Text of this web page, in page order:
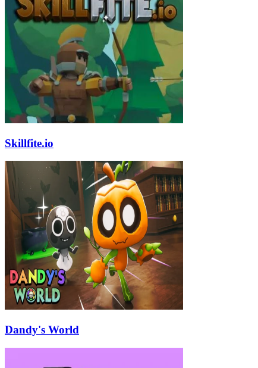
Skillfite.io
Dandy's World